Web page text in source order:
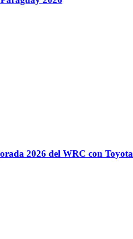
2026 del WRC con Toyota